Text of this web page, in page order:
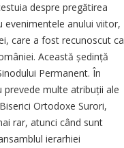
despre pregătirea
evenimentele anului viitor,
care a fost recunoscut ca
Această ședință
Permanent. În
multe atribuții ale
Ortodoxe Surori,
rar, atunci când sunt
ierarhiei